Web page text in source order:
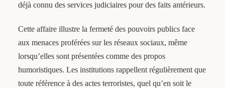
déjà connu des services judiciaires pour des faits antérieurs.
Cette affaire illustre la fermeté des pouvoirs publics face
aux menaces proférées sur les réseaux sociaux, même
lorsqu’elles sont présentées comme des propos
humoristiques. Les institutions rappellent régulièrement que
toute référence à des actes terroristes, quel qu’en soit le